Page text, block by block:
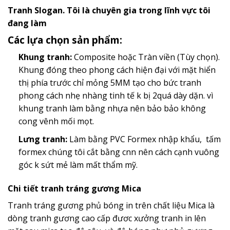
Tranh Slogan. Tôi là chuyên gia trong lĩnh vực tôi
đang làm
Các lựa chọn sản phẩm:
Khung tranh:Composite hoặc Tràn viền (Tùy chọn).
Khung đóng theo phong cách hiện đại với mặt hiển
thị phía trước chỉ mỏng 5MM tạo cho bức tranh
phong cách nhẹ nhàng tinh tế k bị 2quá dày dặn. vì
khung tranh làm bằng nhựa nên bảo bảo không
cong vênh mối mọt.
Lưng tranh:Làm bằng PVC Formex nhập khẩu, tấm
formex chúng tôi cắt bằng cnn nên cách cạnh vuông
góc k sứt mẻ làm mất thẩm mỹ.
Chi tiết tranh tráng gương Mica
Tranh tráng gương phủ bóng in trên chất liệu Mica là
dòng tranh gương cao cấp đươc xưởng tranh in lên